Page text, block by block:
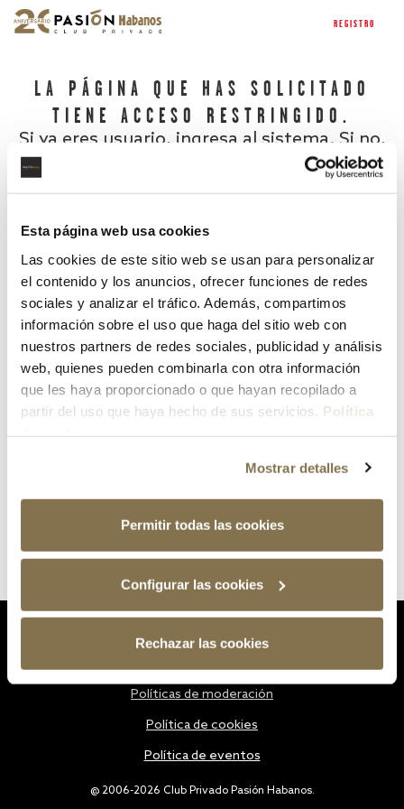
Esta página web usa cookies
Las cookies de este sitio web se usan para personalizar
el contenido y los anuncios, ofrecer funciones de redes
sociales y analizar el tráfico. Además, compartimos
información sobre el uso que haga del sitio web con
nuestros partners de redes sociales, publicidad y análisis
web, quienes pueden combinarla con otra información
que les haya proporcionado o que hayan recopilado a
partir del uso que haya hecho de sus servicios. Política
Mostrar detalles
Permitir todas las cookies
Configurar las cookies
Rechazar las cookies
REGISTRO
LA PÁGINA QUE HAS SOLICITADO
TIENE ACCESO RESTRINGIDO.
Si ya eres usuario, ingresa al sistema. Si no,
¿Has olvidado tu contraseña?
@ 2006-2026 Club Privado Pasión Habanos.
Políticas de moderación
Política de cookies
Política de eventos